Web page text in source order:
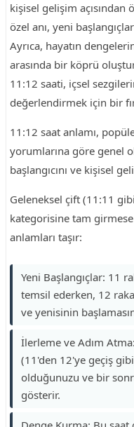
kişisel gelişim açısından
özel anı, yeni
Ayrıca, hayatın
arasında bir köprü
11:12 saati, içsel
değerlendirmek için bir
11:12 saat anlamı,
yorumlarına göre genel
başlangıcını ve kişisel
Geleneksel çift (11:11
kategorisine tam
anlamları taşır:
Yeni Başlangıçlar: 11
temsil ederken, 12
ve yenisinin
İlerleme ve Adım Atma:
(11'den 12'ye geçiş
olduğunuzu ve bir
gösterir.